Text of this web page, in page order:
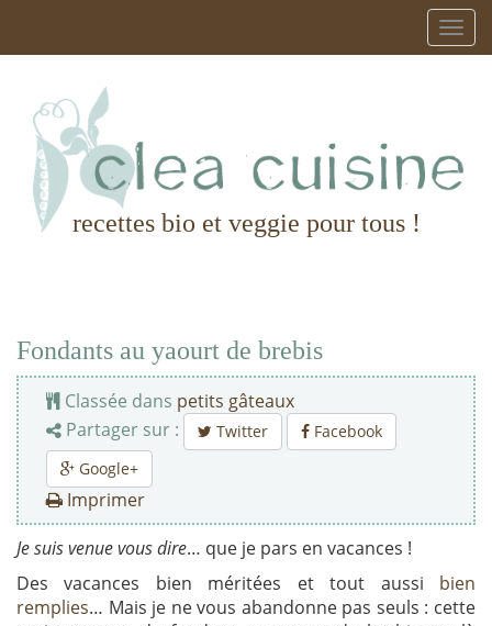
recettes bio et veggie pour tous !
Fondants au yaourt de brebis
Classée dans petits gâteaux
Partager sur :
Twitter
Facebook
Google+
Imprimer
Je suis venue vous dire… que je pars en vacances !
Des vacances bien méritées et tout aussi bien
remplies… Mais je ne vous abandonne pas seuls : cette